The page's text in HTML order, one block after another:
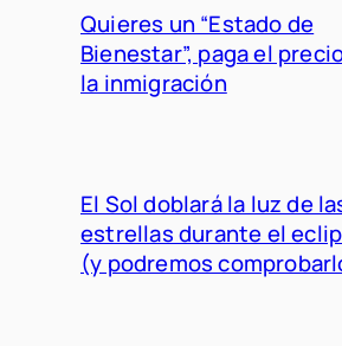
Quieres un “Estado de
Bienestar”, paga el
la inmigración
El Sol doblará la luz de
estrellas durante el
(y podremos